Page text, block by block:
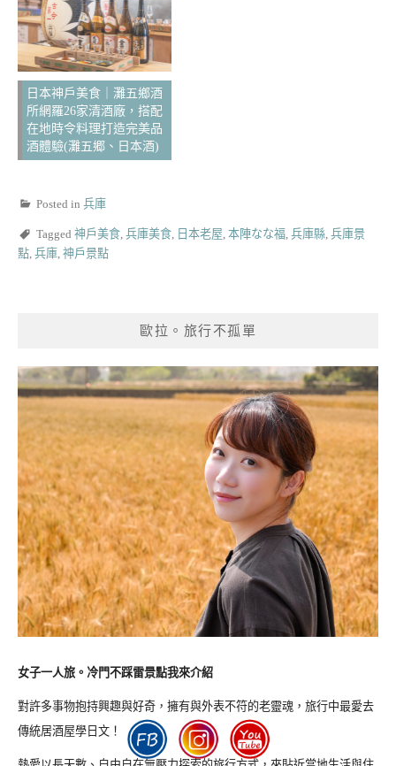
日本神戶美食｜灘五鄉酒
所網羅26家清酒廠，搭配
在地時令料理打造完美品
酒體驗(灘五郷、日本酒)
Posted in 兵庫
Tagged 神戶美食 兵庫美食 日本老屋 本陣なな福 兵庫縣 兵庫景
點 兵庫 神戶景點
歐拉。旅行不孤單
女子一人旅。冷門不踩雷景點我來介紹
對許多事物抱持興趣與好奇，擁有與外表不符的老靈魂，旅行中最愛去
傳統居酒屋學日文！